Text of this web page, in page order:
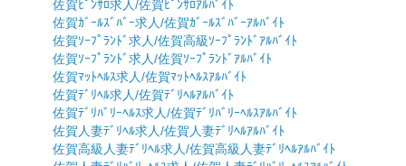
佐賀ﾋﾟﾝｻﾛ求人/佐賀ﾋﾟﾝｻﾛｱﾙﾊﾞｲﾄ
佐賀ｶﾞｰﾙｽﾞﾊﾞｰ求人/佐賀ｶﾞｰﾙｽﾞﾊﾞｰｱﾙﾊﾞｲﾄ
佐賀ｿｰﾌﾟﾗﾝﾄﾞ求人/佐賀高級ｿｰﾌﾟﾗﾝﾄﾞｱﾙﾊﾞｲﾄ
佐賀ｿｰﾌﾟﾗﾝﾄﾞ求人/佐賀ｿｰﾌﾟﾗﾝﾄﾞｱﾙﾊﾞｲﾄ
佐賀ﾏｯﾄﾍﾙｽ求人/佐賀ﾏｯﾄﾍﾙｽｱﾙﾊﾞｲﾄ
佐賀ﾃﾞﾘﾍﾙ求人/佐賀ﾃﾞﾘﾍﾙｱﾙﾊﾞｲﾄ
佐賀ﾃﾞﾘﾊﾞﾘｰﾍﾙｽ求人/佐賀ﾃﾞﾘﾊﾞﾘｰﾍﾙｽｱﾙﾊﾞｲﾄ
佐賀人妻ﾃﾞﾘﾍﾙ求人/佐賀人妻ﾃﾞﾘﾍﾙｱﾙﾊﾞｲﾄ
佐賀高級人妻ﾃﾞﾘﾍﾙ求人/佐賀高級人妻ﾃﾞﾘﾍﾙｱﾙﾊﾞｲﾄ